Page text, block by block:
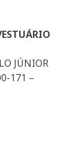
JÚNIOR
171 –